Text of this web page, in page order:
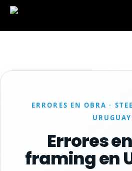
ERRORES EN OBRA ·
URUGUAY
Errores
framing en